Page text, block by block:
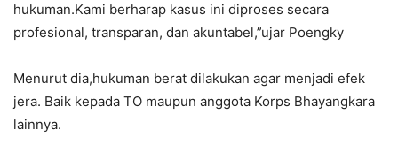
hukuman.Kami berharap kasus ini diproses secara
profesional, transparan, dan akuntabel,”ujar Poengky
Menurut dia,hukuman berat dilakukan agar menjadi efek
jera. Baik kepada TO maupun anggota Korps Bhayangkara
lainnya.